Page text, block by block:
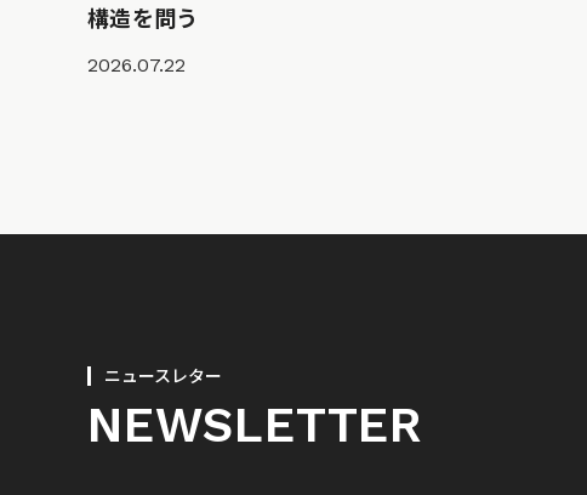
構造を問う
2026.07.22
ニュースレター
NEWSLETTER